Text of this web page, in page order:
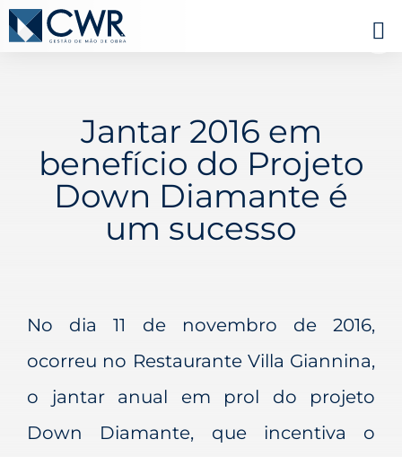
Jantar 2016 em
benefício do Projeto
Down Diamante é
um sucesso
No dia 11 de novembro de 2016,
ocorreu no Restaurante Villa Giannina,
o jantar anual em prol do projeto
Down Diamante, que incentiva o